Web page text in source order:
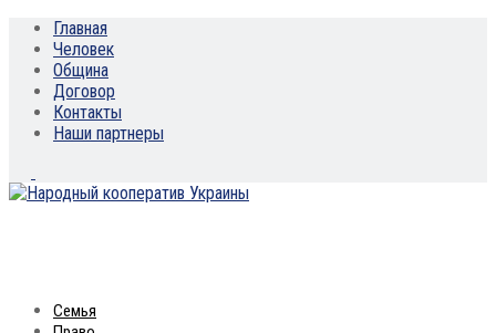
Главная
Человек
Община
Договор
Контакты
Наши партнеры
Семья